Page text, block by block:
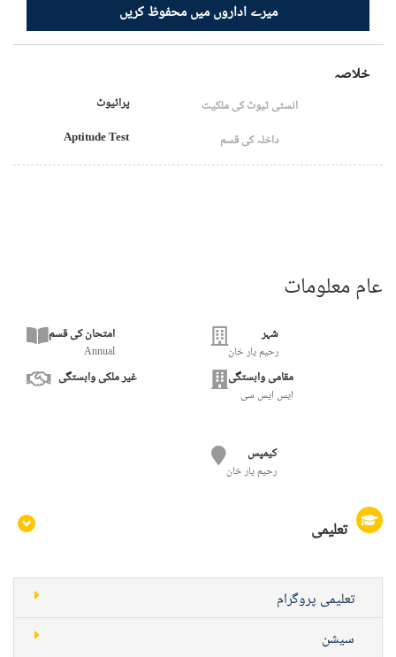
میرے اداروں میں محفوظ کریں
خلاصہ
انسٹی ٹیوٹ کی ملکیت
پرائیوٹ
داخلہ کی قسم
Aptitude Test
عام معلومات
شہر
رحیم یار خان
امتحان کی قسم
Annual
مقامی وابستگی
ایس ایس سی
غیر ملکی وابستگی
کیمپس
رحیم یار خان
تعلیمی
تعلیمی پروگرام
سیشن